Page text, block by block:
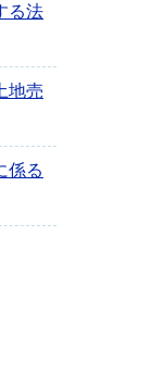
る法
地売
係る